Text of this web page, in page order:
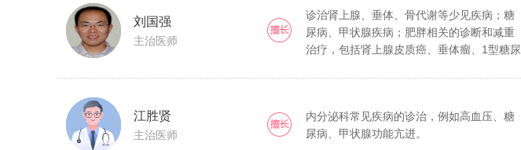
刘国强
主治医师
诊治肾上腺、垂体、骨代谢等少见疾病；糖
尿病、甲状腺疾病；肥胖相关的诊断和减重
治疗，包括肾上腺皮质癌、垂体瘤、1型糖尿
江胜贤
主治医师
内分泌科常见疾病的诊治，例如高血压、糖
尿病、甲状腺功能亢进。